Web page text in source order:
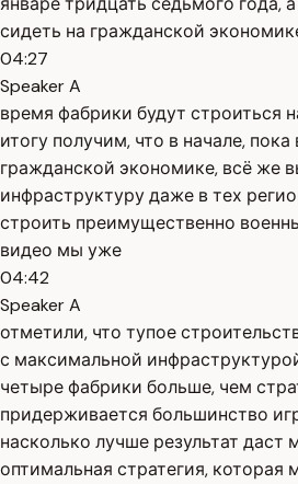
сидеть на гражданской
04:27
Speaker A
время фабрики будут строиться
итогу получим, что в начале,
гражданской экономике, всё же
инфраструктуру даже в тех
строить преимущественно
видео мы уже
04:42
Speaker A
отметили, что тупое
с максимальной
четыре фабрики больше, чем
придерживается большинство
насколько лучше результат даст
оптимальная стратегия,